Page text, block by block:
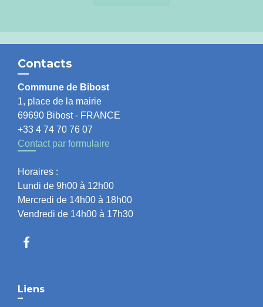
Contacts
Commune de Bibost
1, place de la mairie
69690 Bibost - FRANCE
+33 4 74 70 76 07
Contact par formulaire
Horaires :
Lundi de 9h00 à 12h00
Mercredi de 14h00 à 18h00
Vendredi de 14h00 à 17h30
Liens